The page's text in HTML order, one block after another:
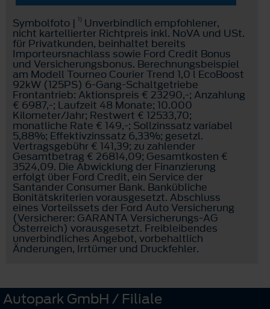
Symbolfoto | 1) Unverbindlich empfohlener,
nicht kartellierter Richtpreis inkl. NoVA und USt.
für Privatkunden, beinhaltet bereits
Importeursnachlass sowie Ford Credit Bonus
und Versicherungsbonus. Berechnungsbeispiel
am Modell Tourneo Courier Trend 1,0 l EcoBoost
92kW (125PS) 6-Gang-Schaltgetriebe
Frontantrieb: Aktionspreis € 23290,-; Anzahlung
€ 6987,-; Laufzeit 48 Monate; 10.000
Kilometer/Jahr; Restwert € 12533,70;
monatliche Rate € 149,-; Sollzinssatz variabel
5,88%; Effektivzinssatz 6,33%; gesetzl.
Vertragsgebühr € 141,39; zu zahlender
Gesamtbetrag € 26814,09; Gesamtkosten €
3524,09. Die Abwicklung der Finanzierung
erfolgt über Ford Credit, ein Service der
Santander Consumer Bank. Bankübliche
Bonitätskriterien vorausgesetzt. Abschluss
eines Vorteilssets der Ford Auto Versicherung
(Versicherer: GARANTA Versicherungs-AG
Österreich) vorausgesetzt. Freibleibendes
unverbindliches Angebot, vorbehaltlich
Änderungen, Irrtümer und Druckfehler.
Autopark GmbH / Filiale